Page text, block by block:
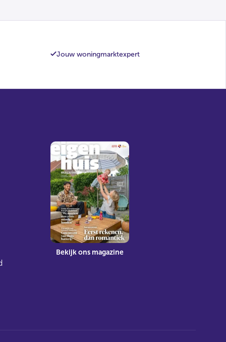
Jouw woningmarktexpert
Bekijk ons magazine